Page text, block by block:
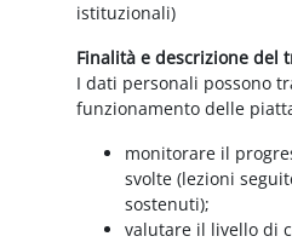
istituzionali)
Finalità e descrizione del
I dati personali possono
funzionamento delle
monitorare il
svolte (lezioni
sostenuti);
valutare il livello di